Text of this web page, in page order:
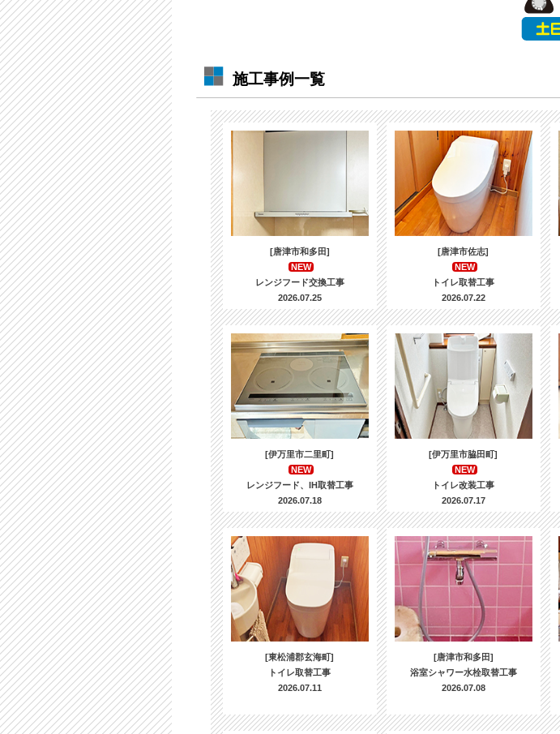
施工事例一覧
[唐津市和多田]
NEW
レンジフード交換工事
2026.07.25
[唐津市佐志]
NEW
トイレ取替工事
2026.07.22
[伊万里市二里町]
NEW
レンジフード、IH取替工事
2026.07.18
[伊万里市脇田町]
NEW
トイレ改装工事
2026.07.17
[東松浦郡玄海町]
トイレ取替工事
2026.07.11
[唐津市和多田]
浴室シャワー水栓取替工事
2026.07.08